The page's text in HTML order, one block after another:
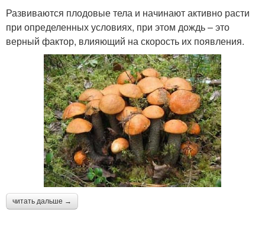
Развиваются плодовые тела и начинают активно расти
при определенных условиях, при этом дождь – это
верный фактор, влияющий на скорость их появления.
читать дальше →